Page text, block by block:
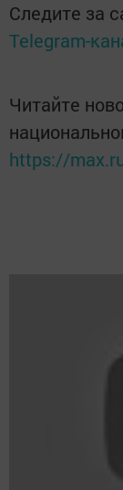
Следите за
Telegram-
Читайте
https://